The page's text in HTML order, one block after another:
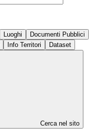
Luoghi
Documenti Pubblici
Info Territori Dataset
Cerca nel sito